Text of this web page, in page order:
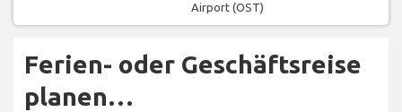
Airport (OST)
Ferien- oder Geschäftsreise
planen…